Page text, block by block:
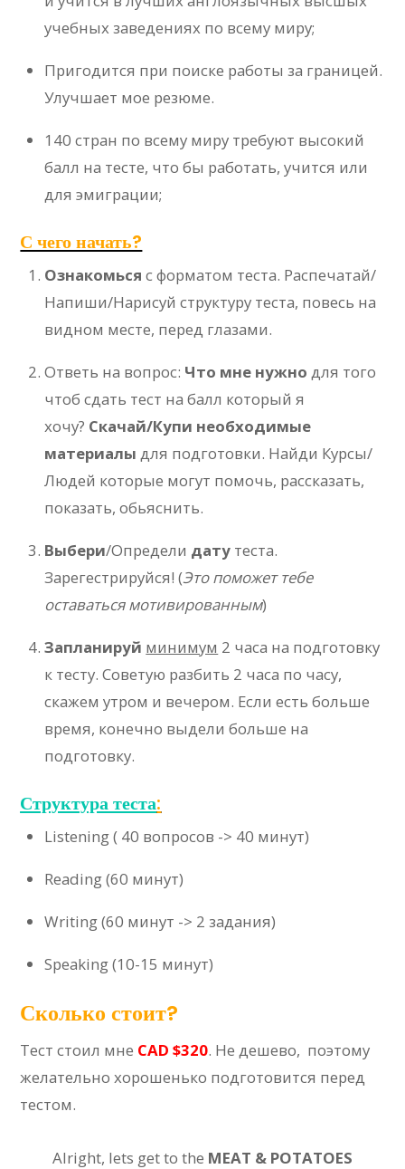
учебных заведениях по всему миру;
Пригодится при поиске работы за границей.
Улучшает мое резюме.
140 стран по всему миру требуют высокий
балл на тесте, что бы работать, учится или
для эмиграции;
С чего начать?
Ознакомься с форматом теста. Распечатай/
Напиши/Нарисуй структуру теста, повесь на
видном месте, перед глазами.
Ответь на вопрос: Что мне нужно для того
чтоб сдать тест на балл который я
хочу? Скачай/Купи необходимые
материалы для подготовки. Найди Курсы/
Людей которые могут помочь, рассказать,
показать, обьяснить.
Выбери/Определи дату теста.
Зарегестрируйся! (Это поможет тебе
оставаться мотивированным)
Запланируй минимум 2 часа на подготовку
к тесту. Советую разбить 2 часа по часу,
скажем утром и вечером. Если есть больше
время, конечно выдели больше на
подготовку.
Структура теста:
Listening ( 40 вопросов -> 40 минут)
Reading (60 минут)
Writing (60 минут -> 2 задания)
Speaking (10-15 минут)
Сколько стоит?
Тест стоил мне CAD $320. Не дешево, поэтому
желательно хорошенько подготовится перед
тестом.
Alright, lets get to the MEAT & POTATOES